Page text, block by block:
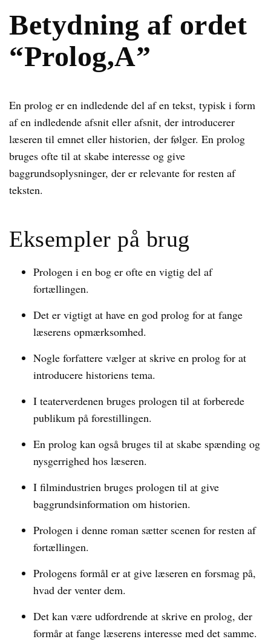
Betydning af ordet
“Prolog,A”
En prolog er en indledende del af en tekst, typisk i form
af en indledende afsnit eller afsnit, der introducerer
læseren til emnet eller historien, der følger. En prolog
bruges ofte til at skabe interesse og give
baggrundsoplysninger, der er relevante for resten af
teksten.
Eksempler på brug
Prologen i en bog er ofte en vigtig del af
fortællingen.
Det er vigtigt at have en god prolog for at fange
læserens opmærksomhed.
Nogle forfattere vælger at skrive en prolog for at
introducere historiens tema.
I teaterverdenen bruges prologen til at forberede
publikum på forestillingen.
En prolog kan også bruges til at skabe spænding og
nysgerrighed hos læseren.
I filmindustrien bruges prologen til at give
baggrundsinformation om historien.
Prologen i denne roman sætter scenen for resten af
fortællingen.
Prologens formål er at give læseren en forsmag på,
hvad der venter dem.
Det kan være udfordrende at skrive en prolog, der
formår at fange læserens interesse med det samme.